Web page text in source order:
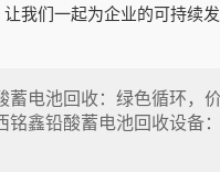
我们一起为企业的可持续
蓄电池回收：绿色循环，
铭鑫铅酸蓄电池回收设备